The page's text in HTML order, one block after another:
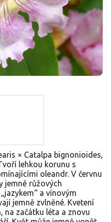
× Catalpa bignonioides,
lehkou korunu s
oleandr. V červnu
jemně růžových
a vínovým
jemně zvlněné. Kvetení
na začátku léta a znovu